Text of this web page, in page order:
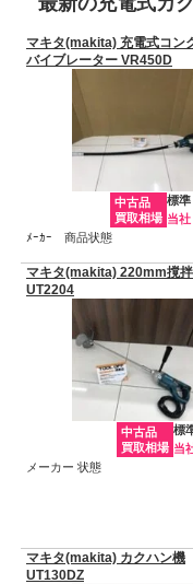
マキタ(makita) 充電式コン
バイブレーター VR450D
中古品
買取相場
標準
当社
ﾒｰｶｰ 商品状態
マキタ(makita) 220mm撹
UT2204
中古品
買取相場
標
当
メーカー 状態
マキタ(makita) カクハン機
UT130DZ